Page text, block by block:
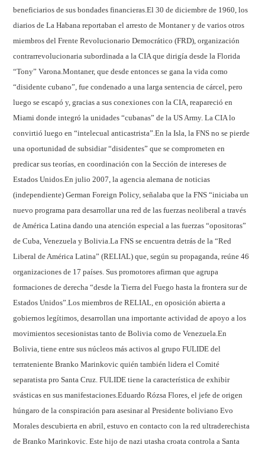
beneficiarios de sus bondades financieras.El 30 de diciembre de 1960, los
diarios de La Habana reportaban el arresto de Montaner y de varios otros
miembros del Frente Revolucionario Democrático (FRD), organización
contrarrevolucionaria subordinada a la CIA que dirigía desde la Florida
“Tony” Varona.Montaner, que desde entonces se gana la vida como
“disidente cubano”, fue condenado a una larga sentencia de cárcel, pero
luego se escapó y, gracias a sus conexiones con la CIA, reapareció en
Miami donde integró la unidades “cubanas” de la US Army. La CIA lo
convirtió luego en “intelecual anticastrista”.En la Isla, la FNS no se pierde
una oportunidad de subsidiar “disidentes” que se comprometen en
predicar sus teorías, en coordinación con la Sección de intereses de
Estados Unidos.En julio 2007, la agencia alemana de noticias
(independiente) German Foreign Policy, señalaba que la FNS “iniciaba un
nuevo programa para desarrollar una red de las fuerzas neoliberal a través
de América Latina dando una atención especial a las fuerzas “opositoras”
de Cuba, Venezuela y Bolivia.La FNS se encuentra detrás de la “Red
Liberal de América Latina” (RELIAL) que, según su propaganda, reúne 46
organizaciones de 17 países. Sus promotores afirman que agrupa
formaciones de derecha “desde la Tierra del Fuego hasta la frontera sur de
Estados Unidos”.Los miembros de RELIAL, en oposición abierta a
gobiernos legítimos, desarrollan una importante actividad de apoyo a los
movimientos secesionistas tanto de Bolivia como de Venezuela.En
Bolivia, tiene entre sus núcleos más activos al grupo FULIDE del
terrateniente Branko Marinkovic quién también lidera el Comité
separatista pro Santa Cruz. FULIDE tiene la característica de exhibir
svásticas en sus manifestaciones.Eduardo Rózsa Flores, el jefe de origen
húngaro de la conspiración para asesinar al Presidente boliviano Evo
Morales descubierta en abril, estuvo en contacto con la red ultraderechista
de Branko Marinkovic. Este hijo de nazi utasha croata controla a Santa